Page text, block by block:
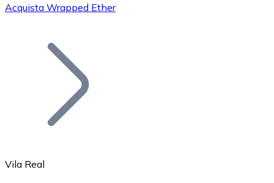
Bitcoin
Acquista Wrapped Ether
Vila Real